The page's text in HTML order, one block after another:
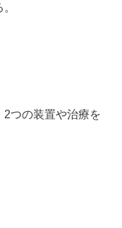
2つの装置や治療を